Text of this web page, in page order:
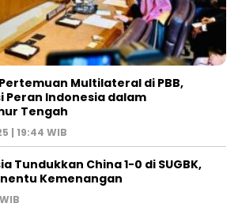
Multilateral di PBB,
Peran Indonesia dalam
Tengah
| 19:44 WIB
Tundukkan China 1-0 di SUGBK,
Kemenangan